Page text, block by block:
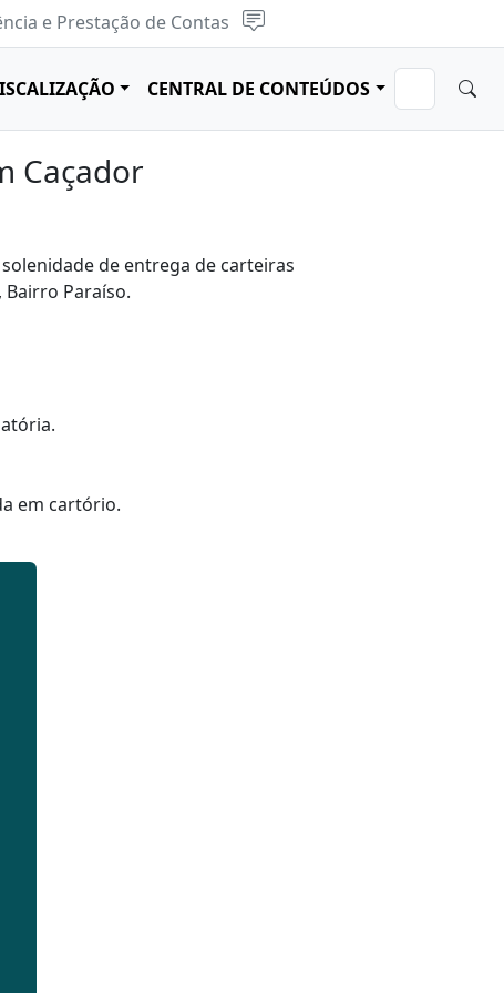
e Prestação de Contas
CENTRAL DE CONTEÚDOS
Caçador
de entrega de carteiras
Bairro Paraíso.
em cartório.